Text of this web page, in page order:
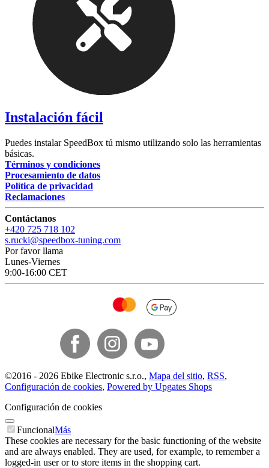
Instalación fácil
Puedes instalar SpeedBox tú mismo utilizando solo las herramientas
básicas.
Términos y condiciones
Procesamiento de datos
Política de privacidad
Reclamaciones
Contáctanos
+420 725 718 102
s.rucki@speedbox-tuning.com
Por favor llama
Lunes-Viernes
9:00-16:00 CET
©2016 - 2026 Ebike Electronic s.r.o., Mapa del sitio, RSS,
Configuración de cookies, Powered by Upgates Shops
Configuración de cookies
FuncionalMás
These cookies are necessary for the basic functioning of the website
and are always enabled. They are used, for example, to remember a
logged-in user or to store items in the shopping cart.